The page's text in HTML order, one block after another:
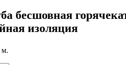
бесшовная
изоляция
м.